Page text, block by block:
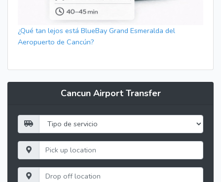
¿Qué tan lejos está BlueBay Grand Esmeralda del
Aeropuerto de Cancún?
Cancun Airport Transfer